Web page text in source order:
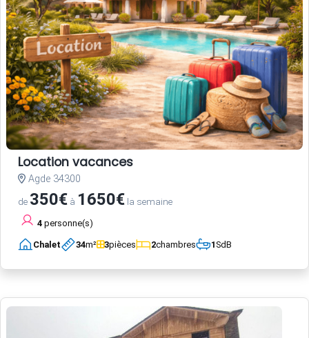
Location vacances
Agde 34300
de 350€ à 1650€ la semaine
4 personne(s)
Chalet 34m² 3pièces 2chambres 1SdB